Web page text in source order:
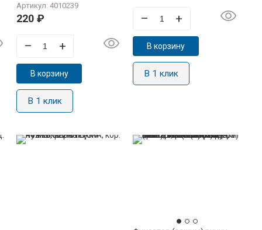
Артикул: 4010239
220 ₽
– +
В корзину
В 1 клик
– +
В корзину
В 1 клик